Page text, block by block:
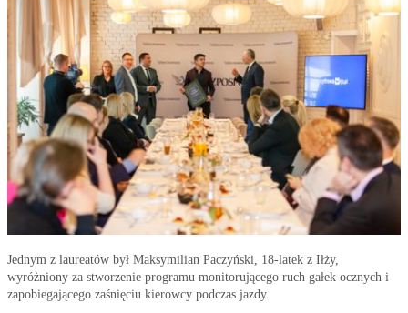
Jednym z laureatów był Maksymilian Paczyński, 18-latek z Iłży,
wyróżniony za stworzenie programu monitorującego ruch gałek ocznych i
zapobiegającego zaśnięciu kierowcy podczas jazdy.